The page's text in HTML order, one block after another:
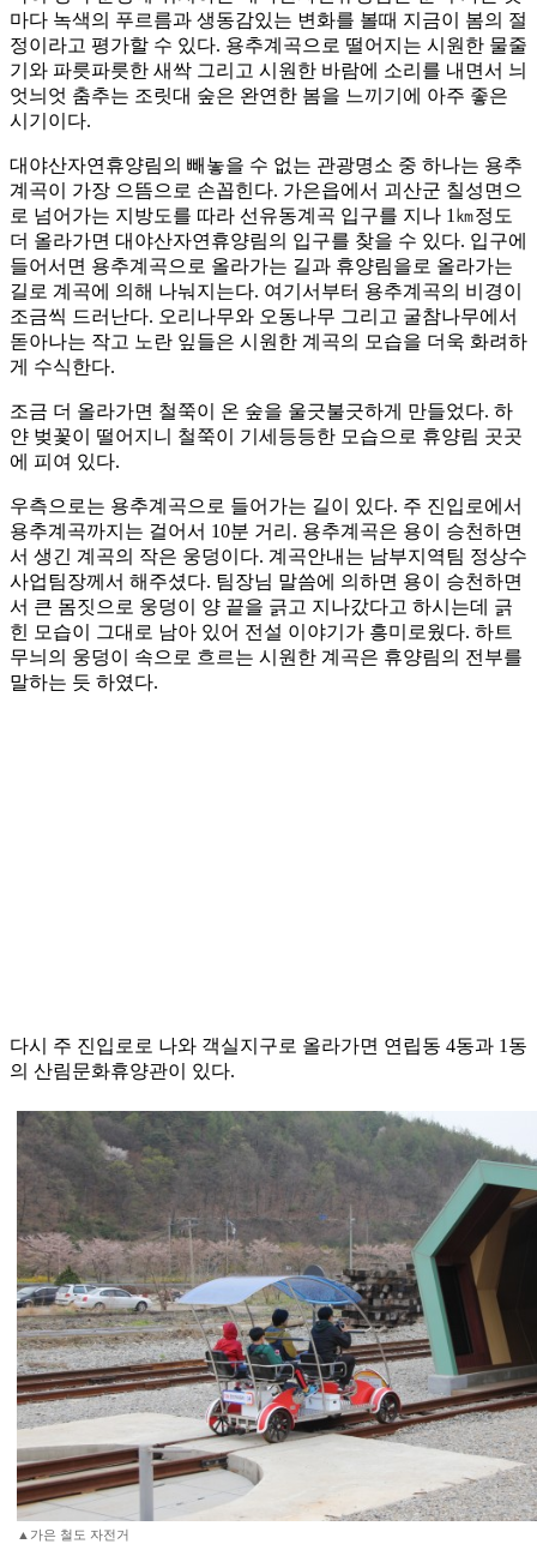
마다 녹색의 푸르름과 생동감있는 변화를 볼때 지금이 봄의 절
정이라고 평가할 수 있다. 용추계곡으로 떨어지는 시원한 물줄
기와 파릇파릇한 새싹 그리고 시원한 바람에 소리를 내면서 늬
엇늬엇 춤추는 조릿대 숲은 완연한 봄을 느끼기에 아주 좋은
시기이다.
대야산자연휴양림의 빼놓을 수 없는 관광명소 중 하나는 용추
계곡이 가장 으뜸으로 손꼽힌다. 가은읍에서 괴산군 칠성면으
로 넘어가는 지방도를 따라 선유동계곡 입구를 지나 1㎞정도
더 올라가면 대야산자연휴양림의 입구를 찾을 수 있다. 입구에
들어서면 용추계곡으로 올라가는 길과 휴양림을로 올라가는
길로 계곡에 의해 나눠지는다. 여기서부터 용추계곡의 비경이
조금씩 드러난다. 오리나무와 오동나무 그리고 굴참나무에서
돋아나는 작고 노란 잎들은 시원한 계곡의 모습을 더욱 화려하
게 수식한다.
조금 더 올라가면 철쭉이 온 숲을 울긋불긋하게 만들었다. 하
얀 벚꽃이 떨어지니 철쭉이 기세등등한 모습으로 휴양림 곳곳
에 피여 있다.
우측으로는 용추계곡으로 들어가는 길이 있다. 주 진입로에서
용추계곡까지는 걸어서 10분 거리. 용추계곡은 용이 승천하면
서 생긴 계곡의 작은 웅덩이다. 계곡안내는 남부지역팀 정상수
사업팀장께서 해주셨다. 팀장님 말씀에 의하면 용이 승천하면
서 큰 몸짓으로 웅덩이 양 끝을 긁고 지나갔다고 하시는데 긁
힌 모습이 그대로 남아 있어 전설 이야기가 흥미로웠다. 하트
무늬의 웅덩이 속으로 흐르는 시원한 계곡은 휴양림의 전부를
말하는 듯 하였다.
다시 주 진입로로 나와 객실지구로 올라가면 연립동 4동과 1동
의 산림문화휴양관이 있다.
▲가은 철도 자전거